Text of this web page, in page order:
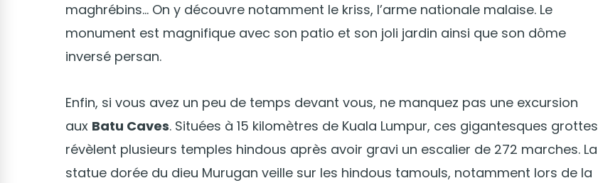
maghrébins… On y découvre notamment le kriss, l’arme nationale malaise. Le
monument est magnifique avec son patio et son joli jardin ainsi que son dôme
inversé persan.
Enfin, si vous avez un peu de temps devant vous, ne manquez pas une excursion
aux Batu Caves. Situées à 15 kilomètres de Kuala Lumpur, ces gigantesques grottes
révèlent plusieurs temples hindous après avoir gravi un escalier de 272 marches. La
statue dorée du dieu Murugan veille sur les hindous tamouls, notamment lors de la